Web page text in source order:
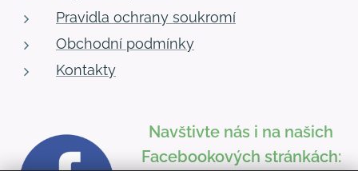
Pravidla ochrany soukromí
Obchodní podmínky
Kontakty
Navštivte nás i na našich
Facebookových stránkách: